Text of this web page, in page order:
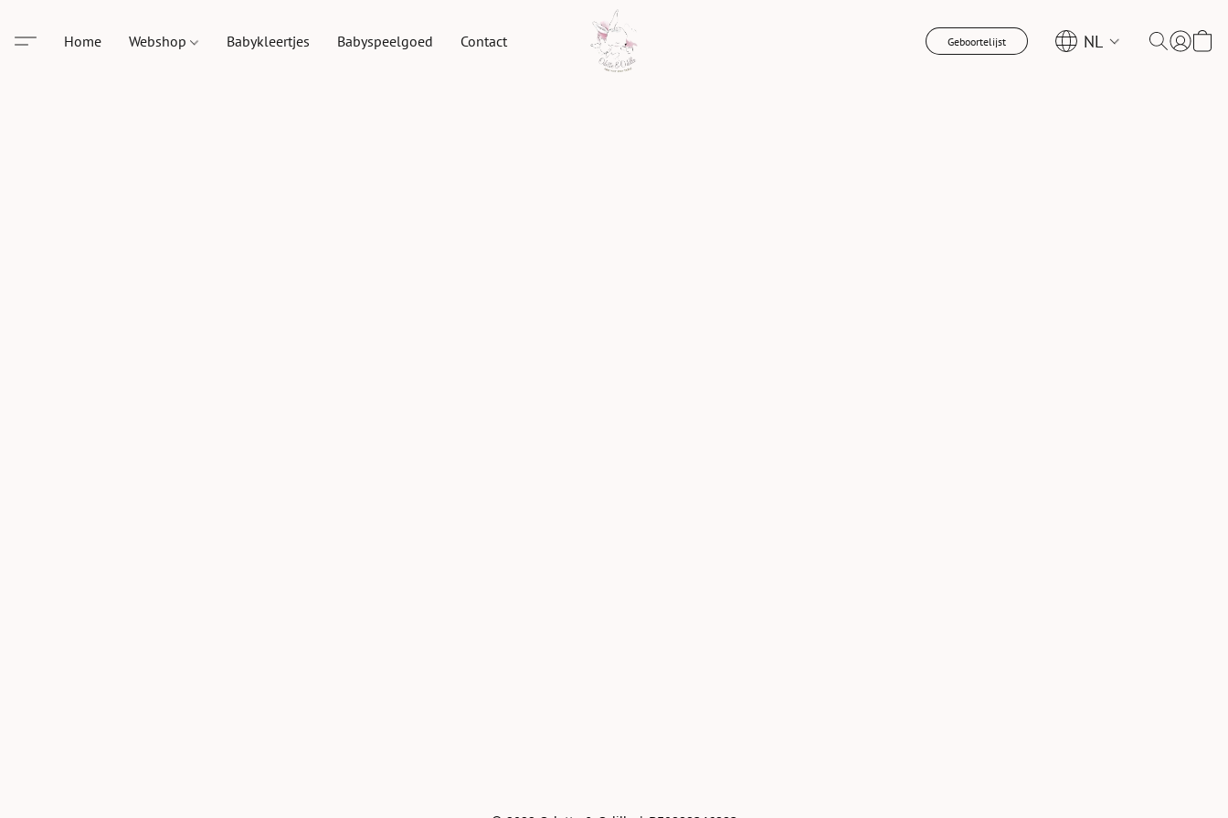
Home Webshop Babykleertjes Babyspeelgoed Contact Geboortelijst NL